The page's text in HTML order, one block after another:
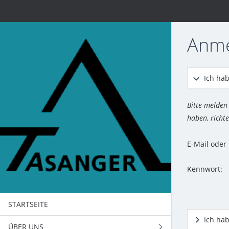
STARTSEITE
ÜBER UNS
Ich
Bitte
haben,
E-Mail
Kennwort:
Ich